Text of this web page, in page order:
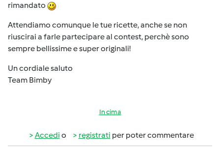
rimandato
Attendiamo comunque le tue ricette, anche se non
riuscirai a farle partecipare al contest, perchè sono
sempre bellissime e super originali!
Un cordiale saluto
Team Bimby
In cima
Accedi o registrati per poter commentare